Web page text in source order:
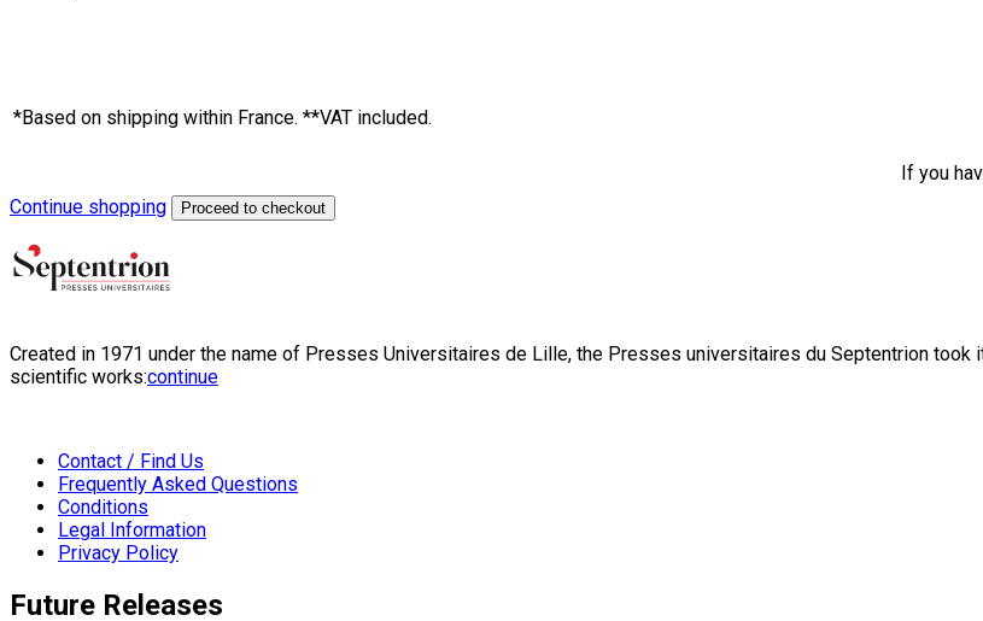
*Based on shipping within France. **VAT included.
If you
Continue shopping
Proceed to checkout
Created in 1971 under the name of Presses Universitaires de Lille, the Presses universitaires du Septentrion
scientific works:continue
Contact / Find Us
Frequently Asked Questions
Conditions
Legal Information
Privacy Policy
Future Releases